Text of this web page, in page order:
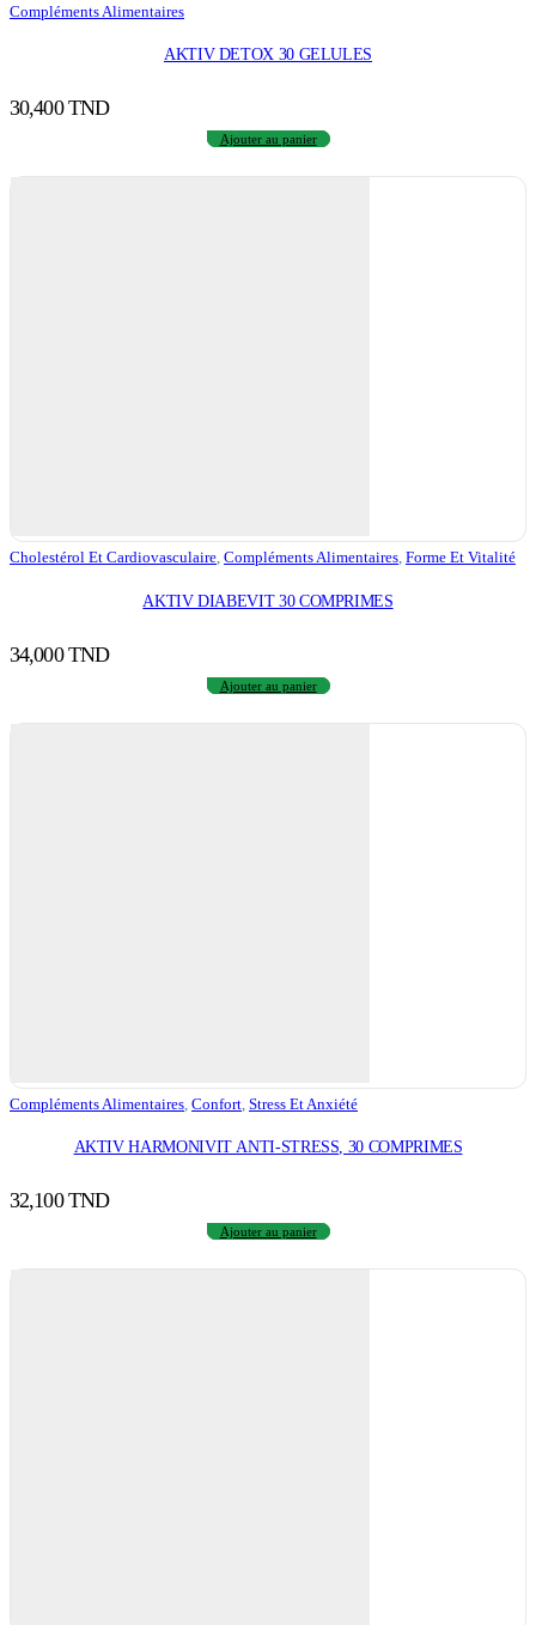
Compléments Alimentaires
AKTIV DETOX 30 GELULES
30,400TND
Ajouter au panier
Cholestérol Et Cardiovasculaire, Compléments Alimentaires, Forme Et Vitalité
AKTIV DIABEVIT 30 COMPRIMES
34,000TND
Ajouter au panier
Compléments Alimentaires Confort Stress Et Anxiété
AKTIV HARMONIVIT ANTI-STRESS, 30 COMPRIMES
32,100TND
Ajouter au panier